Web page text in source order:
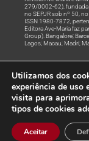
279/0002-62), fundada
no SEPJR sob nº 50,
ISSN 1980-7872,
Editora Ave-Maria faz
Group). Bangalore;
Lagos; Macau; Madri;
© Todos os
Utilizamos dos
experiência de uso
visita para
tipos de cookies
Aceitar